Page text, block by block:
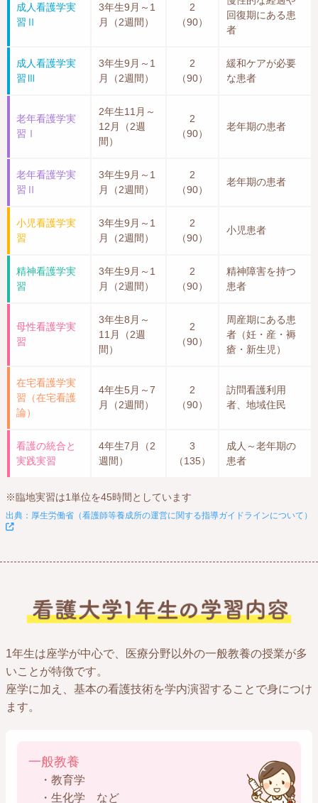
成人看護学実
習Ⅱ
3年生9月～1
月
（2週間）
2
（90）
回復期にある患
者
成人看護学実
習Ⅲ
3年生9月～1
月
（2週間）
2
（90）
緩和ケアが必要
な患者
老年看護学実
習Ⅰ
2年生11月～
12月
（2週
間）
2
（90）
老年期の患者
老年看護学実
習Ⅱ
3年生9月～1
月
（2週間）
2
（90）
老年期の患者
小児看護学実
習
3年生9月～1
月
（2週間）
2
（90）
小児患者
精神看護学実
習
3年生9月～1
月
（2週間）
2
（90）
精神障害を持つ
患者
母性看護学実
習
3年生8月～
11月
（2週
間）
2
（90）
周産期にある患
者（妊・産・褥
瘡・新生児）
在宅看護学実
習 （在宅看護
論）
4年生5月～7
月
（2週間）
2
（90）
訪問看護利用
者、地域住民
看護の統合と
実践実習
4年生7月
（2
週間）
3
（135）
成人～老年期の
患者
※臨地実習は1単位を45時間としています
出典：厚生労働省（看護師等養成所の運営に関する指導ガイドラインについて）
1年生は座学が中心で、医療分野以外の一般教養の授業が多
いことが特徴です。
座学に加え、基本の看護技術を学内演習することで身につけ
ます。
一般教養
・教育学
・生化学 など